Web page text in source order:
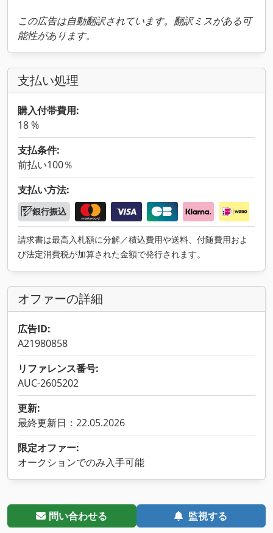
この広告は自動翻訳されています。翻訳ミスがある可
能性があります。
支払い処理
購入付帯費用:
18 %
支払条件:
前払い100％
支払い方法:
銀行振込
請求書は最高入札額に分解／積込費用や送料、付随費用およ
び法定消費税が加算された金額で発行されます。
オファーの詳細
広告ID:
A21980858
リファレンス番号:
AUC-2605202
更新:
最終更新日：22.05.2026
限定オファー:
オークションでのみ入手可能
問い合わせる 監視する